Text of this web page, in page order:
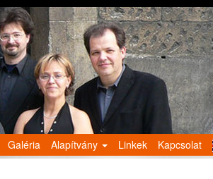
Galéria Alapítvány Linkek Kapcsolat